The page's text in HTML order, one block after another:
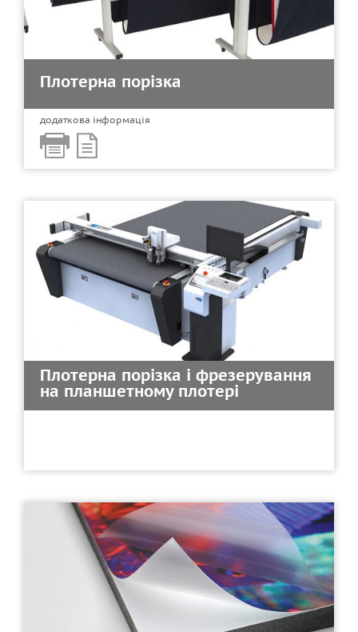
Плотерна порізка
додаткова інформація
Плотерна порізка і фрезерування
на планшетному плотері